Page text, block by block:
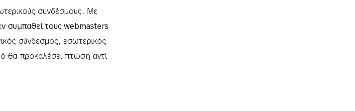
συνδέσμους. Με
συμπαθεί τους webmasters
σύνδεσμος, εσωτερικός
θα προκαλέσει πτώση αντί